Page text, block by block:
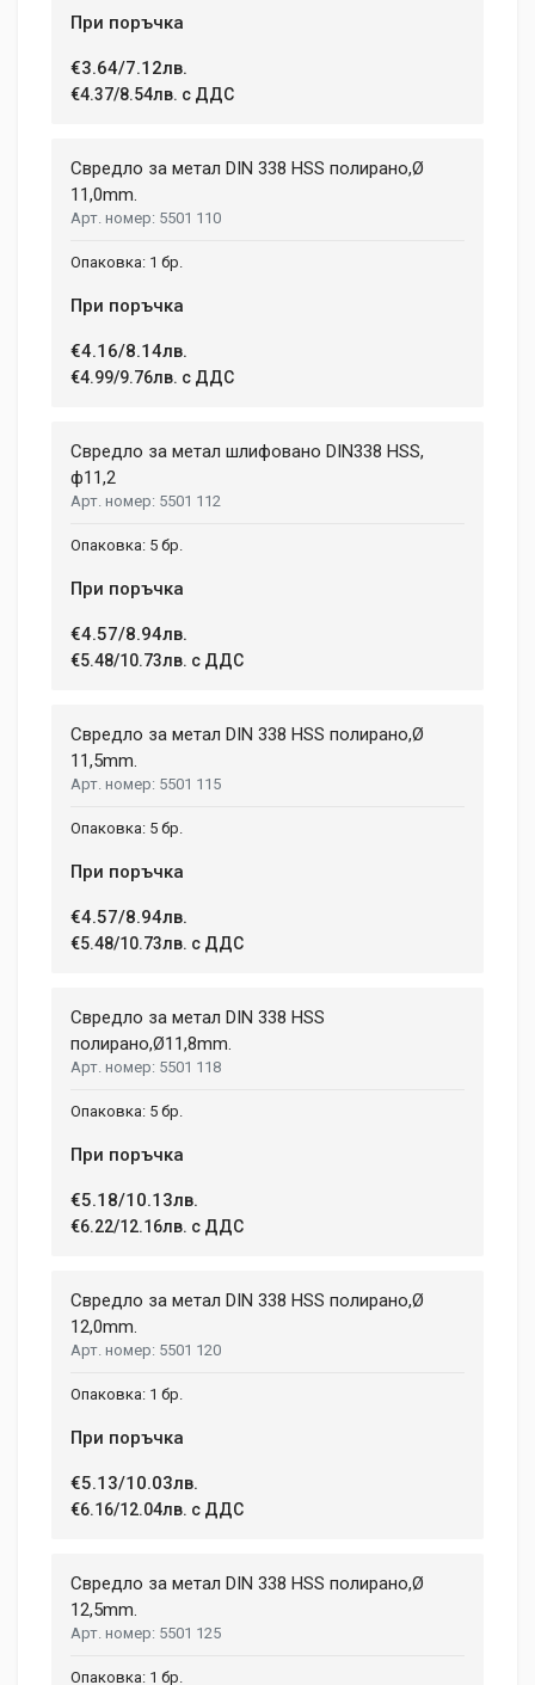
При поръчка
€3.64/7.12лв.
€4.37/8.54лв. с ДДС
Свредло за метал DIN 338 HSS полирано,Ø
11,0mm.
5501 110
1 бр.
При поръчка
€4.16/8.14лв.
€4.99/9.76лв. с ДДС
Свредло за метал шлифовано DIN338 HSS,
ф11,2
5501 112
5 бр.
При поръчка
€4.57/8.94лв.
€5.48/10.73лв. с ДДС
Свредло за метал DIN 338 HSS полирано,Ø
11,5mm.
5501 115
5 бр.
При поръчка
€4.57/8.94лв.
€5.48/10.73лв. с ДДС
Свредло за метал DIN 338 HSS
полиранo,Ø11,8mm.
5501 118
5 бр.
При поръчка
€5.18/10.13лв.
€6.22/12.16лв. с ДДС
Свредло за метал DIN 338 HSS полирано,Ø
12,0mm.
5501 120
1 бр.
При поръчка
€5.13/10.03лв.
€6.16/12.04лв. с ДДС
Свредло за метал DIN 338 HSS полирано,Ø
12,5mm.
5501 125
1 бр.